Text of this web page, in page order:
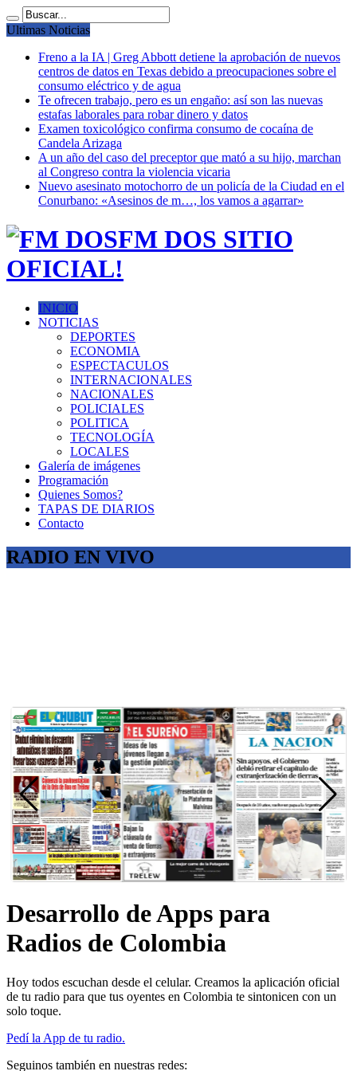
Ultimas Noticias
Freno a la IA | Greg Abbott detiene la aprobación de nuevos
centros de datos en Texas debido a preocupaciones sobre el
consumo eléctrico y de agua
Te ofrecen trabajo, pero es un engaño: así son las nuevas
estafas laborales para robar dinero y datos
Examen toxicológico confirma consumo de cocaína de
Candela Arizaga
A un año del caso del preceptor que mató a su hijo, marchan
al Congreso contra la violencia vicaria
Nuevo asesinato motochorro de un policía de la Ciudad en el
Conurbano: «Asesinos de m…, los vamos a agarrar»
FM DOS SITIO
OFICIAL!
INICIO
NOTICIAS
DEPORTES
ECONOMIA
ESPECTACULOS
INTERNACIONALES
NACIONALES
POLICIALES
POLITICA
TECNOLOGÍA
LOCALES
Galería de imágenes
Programación
Quienes Somos?
TAPAS DE DIARIOS
Contacto
RADIO EN VIVO
Desarrollo de Apps para
Radios de Colombia
Hoy todos escuchan desde el celular. Creamos la aplicación oficial
de tu radio para que tus oyentes en Colombia te sintonicen con un
solo toque.
Pedí la App de tu radio.
Seguinos también en nuestras redes: